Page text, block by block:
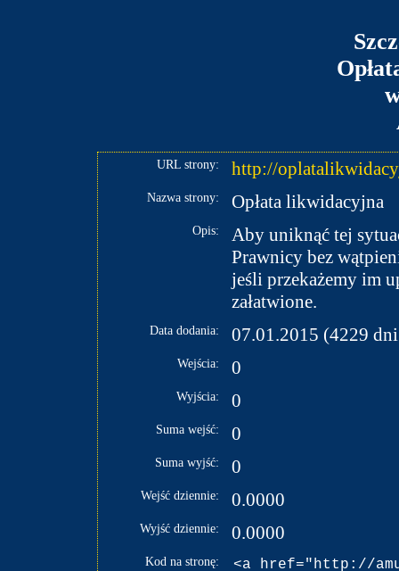
URL strony: http://
Nazwa strony: Opłata likwidacyjna
Opis:
Aby uniknąć tej
Prawnicy bez
jeśli przekażemy im
załatwione.
Data dodania: 07.01.2015 (4229
Wejścia: 0
Wyjścia: 0
Suma wejść: 0
Suma wyjść: 0
Wejść dziennie: 0.0000
Wyjść dziennie: 0.0000
Kod na stronę: